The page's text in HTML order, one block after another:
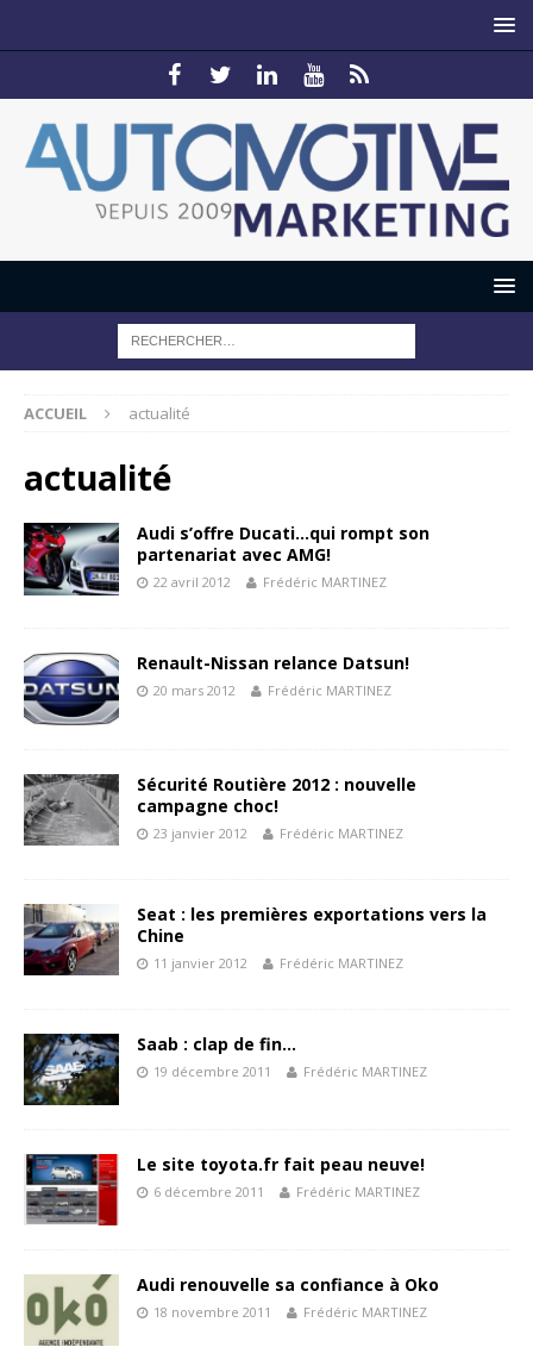
ACCUEIL actualité
actualité
Audi s’offre Ducati…qui rompt son
partenariat avec AMG!
22 avril 2012 Frédéric MARTINEZ
Renault-Nissan relance Datsun!
20 mars 2012 Frédéric MARTINEZ
Sécurité Routière 2012 : nouvelle
campagne choc!
23 janvier 2012 Frédéric MARTINEZ
Seat : les premières exportations vers la
Chine
11 janvier 2012 Frédéric MARTINEZ
Saab : clap de fin…
19 décembre 2011 Frédéric MARTINEZ
Le site toyota.fr fait peau neuve!
6 décembre 2011 Frédéric MARTINEZ
Audi renouvelle sa confiance à Oko
18 novembre 2011 Frédéric MARTINEZ